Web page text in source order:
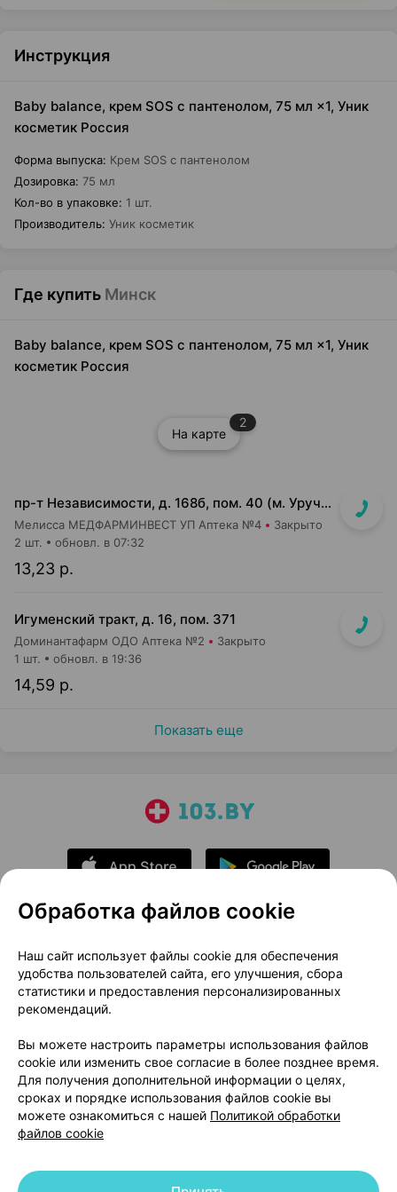
Инструкция
Baby balance, крем SOS с пантенолом, 75 мл ×1, Уник
косметик Россия
Форма выпуска: Крем SOS с пантенолом
Дозировка: 75 мл
Кол-во в упаковке: 1 шт.
Производитель: Уник косметик
Где купить Минск
Baby balance, крем SOS с пантенолом, 75 мл ×1, Уник
косметик Россия
На карте
2
пр-т Независимости, д. 168б, пом. 40 (м. Уручье, подземный переход, выход к пригородному транспорту)
Мелисса МЕДФАРМИНВЕСТ УП Аптека №4 Закрыто
13,23 р.
2 шт. обновл. в 07:32
Игуменский тракт, д. 16, пом. 371
Доминантафарм ОДО Аптека №2 Закрыто
14,59 р.
1 шт. обновл. в 19:36
Показать еще
О проекте
Новости проекта
Размещение рекламы
Медицинский маркетинг
Публичный договор
Доставка
Способы оплаты
Вакансии
Партнеры
Написать руководителю 103.by
Написать в поддержку
Персональные настройки Cookie
Обработка файлов cookie
Наш сайт использует файлы cookie для обеспечения
удобства пользователей сайта, его улучшения, сбора
статистики и предоставления персонализированных
рекомендаций.
Вы можете настроить параметры использования файлов
cookie или изменить свое согласие в более позднее время.
Для получения дополнительной информации о целях,
сроках и порядке использования файлов cookie вы
можете ознакомиться с нашей Политикой обработки
файлов cookie